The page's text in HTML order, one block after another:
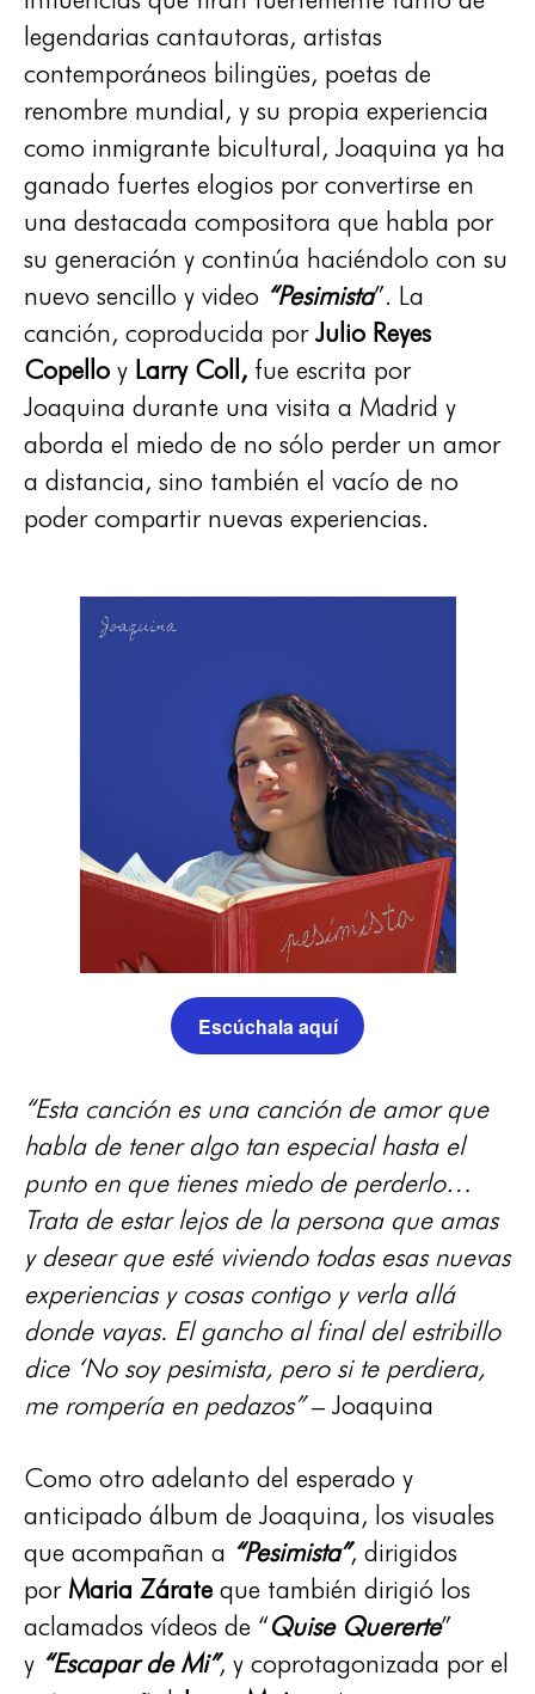
legendarias cantautoras, artistas
contemporáneos bilingües, poetas de
renombre mundial, y su propia experiencia
como inmigrante bicultural, Joaquina ya ha
ganado fuertes elogios por convertirse en
una destacada compositora que habla por
su generación y continúa haciéndolo con su
nuevo sencillo y video “Pesimista”. La
canción, coproducida porJulio Reyes
Copello y Larry Coll, fue escrita por
Joaquina durante una visita a Madrid y
aborda el miedo de no sólo perder un amor
a distancia, sino también el vacío de no
poder compartir nuevas experiencias.
Escúchala aquí
“Esta canción es una canción de amor que
habla de tener algo tan especial hasta el
punto en que tienes miedo de perderlo…
Trata de estar lejos de la persona que amas
y desear que esté viviendo todas esas nuevas
experiencias y cosas contigo y verla allá
donde vayas. El gancho al final del estribillo
dice ‘No soy pesimista, pero si te perdiera,
me rompería en pedazos”– Joaquina
Como otro adelanto del esperado y
anticipado álbum de Joaquina, los visuales
que acompañan a “Pesimista”, dirigidos
por Maria Zárate que también dirigió los
aclamados vídeos de “Quise Quererte”
y “Escapar de Mi”, y coprotagonizada por el